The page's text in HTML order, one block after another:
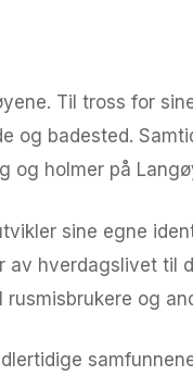
Til tross for
og badested.
og holmer på
sine egne
hverdagslivet til
og